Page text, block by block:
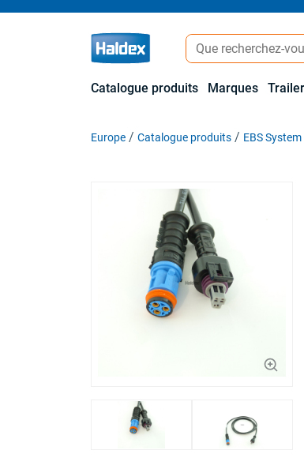
Catalogue produits Marques
Europe Catalogue produits EBS System